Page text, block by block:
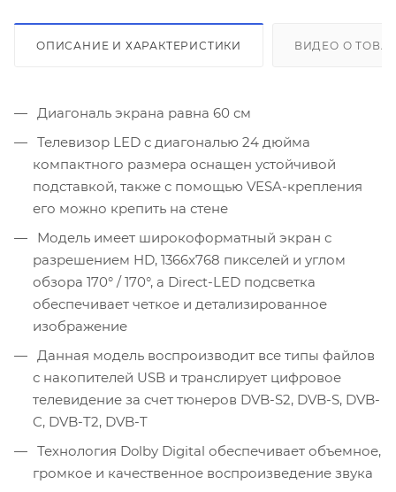
ОПИСАНИЕ И ХАРАКТЕРИСТИКИ ВИДЕО О
Диагональ экрана равна 60 см
Телевизор LED с диагональю 24 дюйма
компактного размера оснащен устойчивой
подставкой, также с помощью VESA-крепления
его можно крепить на стене
Модель имеет широкоформатный экран с
разрешением HD, 1366x768 пикселей и углом
обзора 170° / 170°, а Direct-LED подсветка
обеспечивает четкое и детализированное
изображение
Данная модель воспроизводит все типы файлов
с накопителей USB и транслирует цифровое
телевидение за счет тюнеров DVB-S2, DVB-S, DVB-
C, DVB-T2, DVB-T
Технология Dolby Digital обеспечивает объемное,
громкое и качественное воспроизведение звука